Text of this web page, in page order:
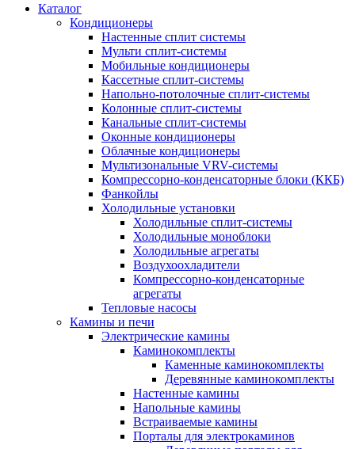
Каталог
Кондиционеры
Настенные сплит системы
Мульти сплит-системы
Мобильные кондиционеры
Кассетные сплит-системы
Напольно-потолочные сплит-системы
Колонные сплит-системы
Канальные сплит-системы
Оконные кондиционеры
Облачные кондиционеры
Мультизональные VRV-системы
Компрессорно-конденсаторные блоки (ККБ)
Фанкойлы
Холодильные установки
Холодильные сплит-системы
Холодильные моноблоки
Холодильные агрегаты
Воздухоохладители
Компрессорно-конденсаторные
агрегаты
Тепловые насосы
Камины и печи
Электрические камины
Каминокомплекты
Каменные каминокомплекты
Деревянные каминокомплекты
Настенные камины
Напольные камины
Встраиваемые камины
Порталы для электрокаминов